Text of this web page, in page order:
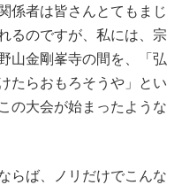
係者は皆さんとてもまじ
るのですが、私には、宗
山金剛峯寺の間を、「弘
たらおもろそうや」とい
の大会が始まったような
らば、ノリだけでこんな